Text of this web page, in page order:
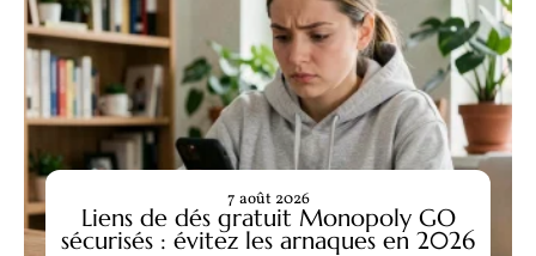
Liens de dés gratuit Monopoly GO
sécurisés : évitez les arnaques en 2026
7 août 2026